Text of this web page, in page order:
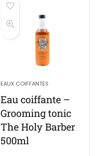
EAUX COIFFANTES
Eau coiffante –
Grooming tonic
The Holy Barber
500ml